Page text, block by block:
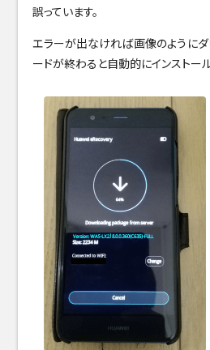
誤っています。
エラーが出なければ画像のようにダ
ードが終わると自動的にインストール